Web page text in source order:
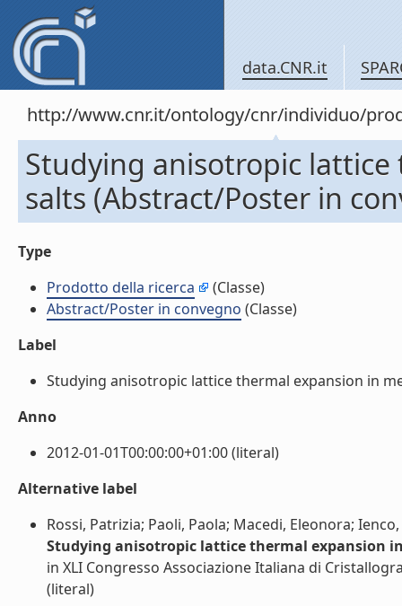
data.CNR.it
http://www.cnr.it/ontology/cnr/individuo/
Studying anisotropic
salts (Abstract/Poster in
Type
Prodotto della ricerca
(Classe)
Abstract/Poster in convegno (Classe)
Label
Studying anisotropic lattice thermal expansion in
Anno
2012-01-01T00:00:00+01:00 (literal)
Alternative label
Rossi, Patrizia; Paoli, Paola; Macedi, Eleonora;
Studying anisotropic lattice thermal expansion
in XLI Congresso Associazione Italiana di
(literal)